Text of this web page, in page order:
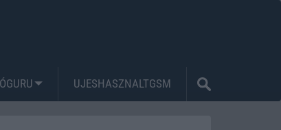
UJESHASZNALTGSM